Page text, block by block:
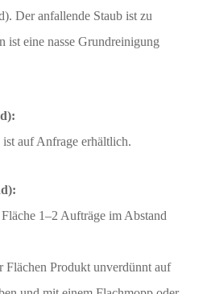
Der anfallende Staub ist zu
ist eine nasse Grundreinigung
auf Anfrage erhältlich.
1‒2 Aufträge im Abstand
Flächen Produkt unverdünnt auf